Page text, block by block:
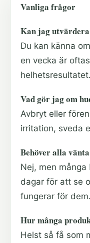
Vanliga frågor
Kan jag
Du kan känna
en vecka är
helhetsresultatet.
Vad gör jag om
Avbryt eller
irritation, sveda
Behöver alla
Nej, men många
dagar för att se
fungerar för dem.
Hur många
Helst så få som